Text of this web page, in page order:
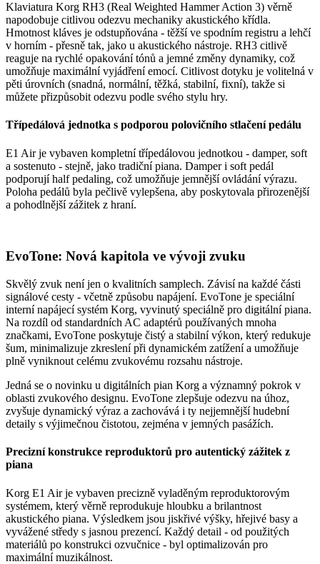
Klaviatura Korg RH3 (Real Weighted Hammer Action 3) věrně
napodobuje citlivou odezvu mechaniky akustického křídla.
Hmotnost kláves je odstupňována - těžší ve spodním registru a lehčí
v horním - přesně tak, jako u akustického nástroje. RH3 citlivě
reaguje na rychlé opakování tónů a jemné změny dynamiky, což
umožňuje maximální vyjádření emocí. Citlivost dotyku je volitelná v
pěti úrovních (snadná, normální, těžká, stabilní, fixní), takže si
můžete přizpůsobit odezvu podle svého stylu hry.
Třípedálová jednotka s podporou polovičního stlačení pedálu
E1 Air je vybaven kompletní třípedálovou jednotkou - damper, soft
a sostenuto - stejně, jako tradiční piana. Damper i soft pedál
podporují half pedaling, což umožňuje jemnější ovládání výrazu.
Poloha pedálů byla pečlivě vylepšena, aby poskytovala přirozenější
a pohodlnější zážitek z hraní.
EvoTone: Nová kapitola ve vývoji zvuku
Skvělý zvuk není jen o kvalitních samplech. Závisí na každé části
signálové cesty - včetně způsobu napájení. EvoTone je speciální
interní napájecí systém Korg, vyvinutý speciálně pro digitální piana.
Na rozdíl od standardních AC adaptérů používaných mnoha
značkami, EvoTone poskytuje čistý a stabilní výkon, který redukuje
šum, minimalizuje zkreslení při dynamickém zatížení a umožňuje
plně vyniknout celému zvukovému rozsahu nástroje.
Jedná se o novinku u digitálních pian Korg a významný pokrok v
oblasti zvukového designu. EvoTone zlepšuje odezvu na úhoz,
zvyšuje dynamický výraz a zachovává i ty nejjemnější hudební
detaily s výjimečnou čistotou, zejména v jemných pasážích.
Precizní konstrukce reproduktorů pro autentický zážitek z
piana
Korg E1 Air je vybaven precizně vyladěným reproduktorovým
systémem, který věrně reprodukuje hloubku a brilantnost
akustického piana. Výsledkem jsou jiskřivé výšky, hřejivé basy a
vyvážené středy s jasnou prezencí. Každý detail - od použitých
materiálů po konstrukci ozvučnice - byl optimalizován pro
maximální muzikálnost.